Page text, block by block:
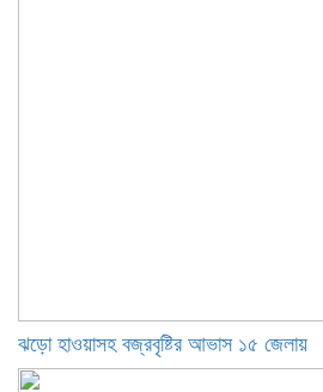
ঝড়ো হাওয়াসহ বজ্রবৃষ্টির আভাস ১৫ জেলায়